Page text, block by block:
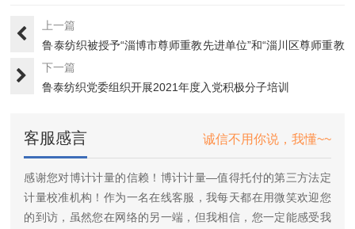
上一篇
鲁泰纺织被授予“淄博市尊师重教先进单位”和“淄川区尊师重教
企···
下一篇
鲁泰纺织党委组织开展2021年度入党积极分子培训
客服感言 诚信不用你说，我懂~~
感谢您对博计计量的信赖！博计计量—值得托付的第三方法定
计量校准机构！作为一名在线客服，我每天都在用微笑欢迎您
的到访，虽然您在网络的另一端，但我相信，您一定能感受我